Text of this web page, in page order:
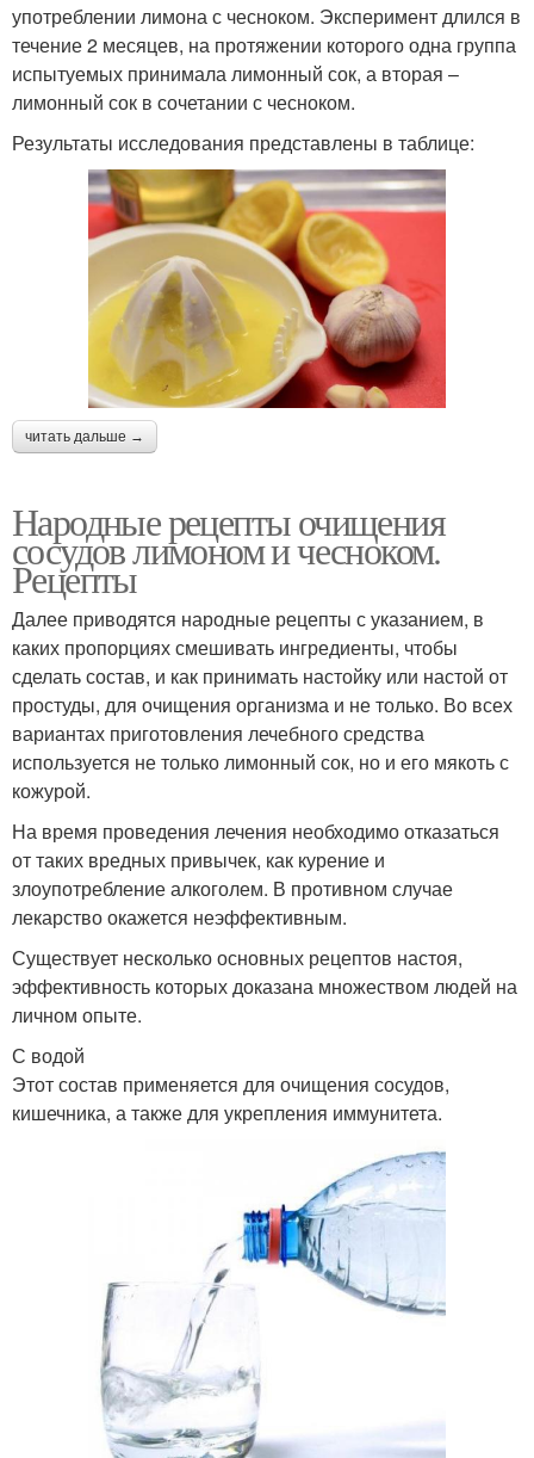
употреблении лимона с чесноком. Эксперимент длился в
течение 2 месяцев, на протяжении которого одна группа
испытуемых принимала лимонный сок, а вторая –
лимонный сок в сочетании с чесноком.
Результаты исследования представлены в таблице:
читать дальше →
Народные рецепты очищения
сосудов лимоном и чесноком.
Рецепты
Далее приводятся народные рецепты с указанием, в
каких пропорциях смешивать ингредиенты, чтобы
сделать состав, и как принимать настойку или настой от
простуды, для очищения организма и не только. Во всех
вариантах приготовления лечебного средства
используется не только лимонный сок, но и его мякоть с
кожурой.
На время проведения лечения необходимо отказаться
от таких вредных привычек, как курение и
злоупотребление алкоголем. В противном случае
лекарство окажется неэффективным.
Существует несколько основных рецептов настоя,
эффективность которых доказана множеством людей на
личном опыте.
С водой
Этот состав применяется для очищения сосудов,
кишечника, а также для укрепления иммунитета.